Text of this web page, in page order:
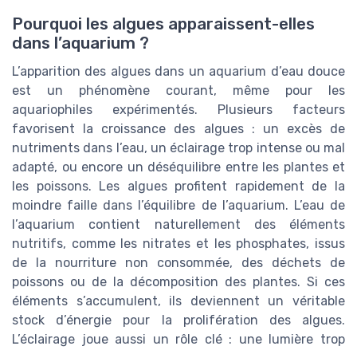
Pourquoi les algues apparaissent-elles
dans l’aquarium ?
L’apparition des algues dans un aquarium d’eau douce
est un phénomène courant, même pour les
aquariophiles expérimentés. Plusieurs facteurs
favorisent la croissance des algues : un excès de
nutriments dans l’eau, un éclairage trop intense ou mal
adapté, ou encore un déséquilibre entre les plantes et
les poissons. Les algues profitent rapidement de la
moindre faille dans l’équilibre de l’aquarium. L’eau de
l’aquarium contient naturellement des éléments
nutritifs, comme les nitrates et les phosphates, issus
de la nourriture non consommée, des déchets de
poissons ou de la décomposition des plantes. Si ces
éléments s’accumulent, ils deviennent un véritable
stock d’énergie pour la prolifération des algues.
L’éclairage joue aussi un rôle clé : une lumière trop